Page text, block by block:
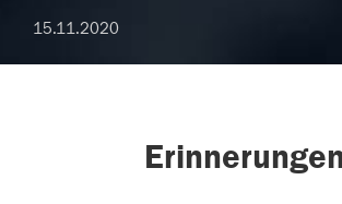
15.11.2020